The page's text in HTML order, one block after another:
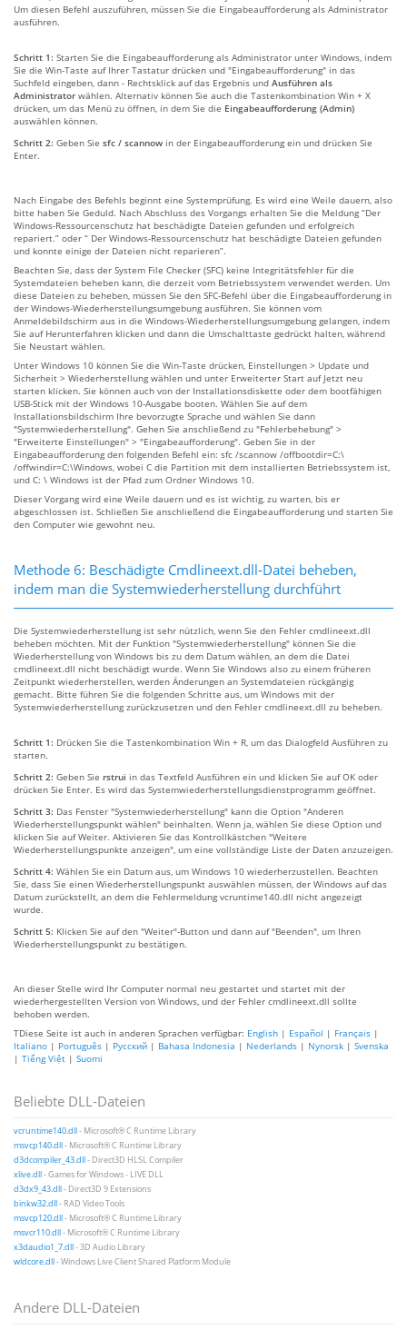
Um diesen Befehl auszuführen, müssen Sie die Eingabeaufforderung als Administrator
ausführen.
Schritt 1: Starten Sie die Eingabeaufforderung als Administrator unter Windows, indem
Sie die Win-Taste auf Ihrer Tastatur drücken und "Eingabeaufforderung" in das
Suchfeld eingeben, dann - Rechtsklick auf das Ergebnis und Ausführen als
Administrator wählen. Alternativ können Sie auch die Tastenkombination Win + X
drücken, um das Menü zu öffnen, in dem Sie die Eingabeaufforderung (Admin)
auswählen können.
Schritt 2: Geben Sie sfc / scannow in der Eingabeaufforderung ein und drücken Sie
Enter.
Nach Eingabe des Befehls beginnt eine Systemprüfung. Es wird eine Weile dauern, also
bitte haben Sie Geduld. Nach Abschluss des Vorgangs erhalten Sie die Meldung “Der
Windows-Ressourcenschutz hat beschädigte Dateien gefunden und erfolgreich
repariert.” oder “ Der Windows-Ressourcenschutz hat beschädigte Dateien gefunden
und konnte einige der Dateien nicht reparieren”.
Beachten Sie, dass der System File Checker (SFC) keine Integritätsfehler für die
Systemdateien beheben kann, die derzeit vom Betriebssystem verwendet werden. Um
diese Dateien zu beheben, müssen Sie den SFC-Befehl über die Eingabeaufforderung in
der Windows-Wiederherstellungsumgebung ausführen. Sie können vom
Anmeldebildschirm aus in die Windows-Wiederherstellungsumgebung gelangen, indem
Sie auf Herunterfahren klicken und dann die Umschalttaste gedrückt halten, während
Sie Neustart wählen.
Unter Windows 10 können Sie die Win-Taste drücken, Einstellungen > Update und
Sicherheit > Wiederherstellung wählen und unter Erweiterter Start auf Jetzt neu
starten klicken. Sie können auch von der Installationsdiskette oder dem bootfähigen
USB-Stick mit der Windows 10-Ausgabe booten. Wählen Sie auf dem
Installationsbildschirm Ihre bevorzugte Sprache und wählen Sie dann
"Systemwiederherstellung". Gehen Sie anschließend zu "Fehlerbehebung" >
"Erweiterte Einstellungen" > "Eingabeaufforderung". Geben Sie in der
Eingabeaufforderung den folgenden Befehl ein: sfc /scannow /offbootdir=C:\
/offwindir=C:\Windows, wobei C die Partition mit dem installierten Betriebssystem ist,
und C: \ Windows ist der Pfad zum Ordner Windows 10.
Dieser Vorgang wird eine Weile dauern und es ist wichtig, zu warten, bis er
abgeschlossen ist. Schließen Sie anschließend die Eingabeaufforderung und starten Sie
den Computer wie gewohnt neu.
Methode 6: Beschädigte Cmdlineext.dll-Datei beheben,
indem man die Systemwiederherstellung durchführt
Die Systemwiederherstellung ist sehr nützlich, wenn Sie den Fehler cmdlineext.dll
beheben möchten. Mit der Funktion "Systemwiederherstellung" können Sie die
Wiederherstellung von Windows bis zu dem Datum wählen, an dem die Datei
cmdlineext.dll nicht beschädigt wurde. Wenn Sie Windows also zu einem früheren
Zeitpunkt wiederherstellen, werden Änderungen an Systemdateien rückgängig
gemacht. Bitte führen Sie die folgenden Schritte aus, um Windows mit der
Systemwiederherstellung zurückzusetzen und den Fehler cmdlineext.dll zu beheben.
Schritt 1: Drücken Sie die Tastenkombination Win + R, um das Dialogfeld Ausführen zu
starten.
Schritt 2: Geben Sie rstrui in das Textfeld Ausführen ein und klicken Sie auf OK oder
drücken Sie Enter. Es wird das Systemwiederherstellungsdienstprogramm geöffnet.
Schritt 3: Das Fenster "Systemwiederherstellung" kann die Option "Anderen
Wiederherstellungspunkt wählen" beinhalten. Wenn ja, wählen Sie diese Option und
klicken Sie auf Weiter. Aktivieren Sie das Kontrollkästchen "Weitere
Wiederherstellungspunkte anzeigen", um eine vollständige Liste der Daten anzuzeigen.
Schritt 4: Wählen Sie ein Datum aus, um Windows 10 wiederherzustellen. Beachten
Sie, dass Sie einen Wiederherstellungspunkt auswählen müssen, der Windows auf das
Datum zurückstellt, an dem die Fehlermeldung vcruntime140.dll nicht angezeigt
wurde.
Schritt 5: Klicken Sie auf den "Weiter"-Button und dann auf "Beenden", um Ihren
Wiederherstellungspunkt zu bestätigen.
An dieser Stelle wird Ihr Computer normal neu gestartet und startet mit der
wiederhergestellten Version von Windows, und der Fehler cmdlineext.dll sollte
behoben werden.
TDiese Seite ist auch in anderen Sprachen verfügbar: English | Español | Français |
Italiano | Português | Русский | Bahasa Indonesia | Nederlands | Nynorsk | Svenska
| Tiếng Việt | Suomi
Beliebte DLL-Dateien
vcruntime140.dll- Microsoft® C Runtime Library
msvcp140.dll- Microsoft® C Runtime Library
d3dcompiler_43.dll- Direct3D HLSL Compiler
xlive.dll- Games for Windows - LIVE DLL
d3dx9_43.dll- Direct3D 9 Extensions
binkw32.dll- RAD Video Tools
msvcp120.dll- Microsoft® C Runtime Library
msvcr110.dll- Microsoft® C Runtime Library
x3daudio1_7.dll- 3D Audio Library
wldcore.dll- Windows Live Client Shared Platform Module
Andere DLL-Dateien